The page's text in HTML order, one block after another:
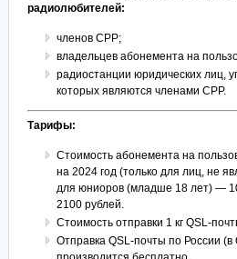
радиолюбителей:
членов СРР;
владельцев абонемента на
радиостанции юридических лиц,
которых являются членами СРР.
Тарифы:
Стоимость абонемента на
на 2024 год (только для лиц, не
для юниоров (младше 18 лет) —
2100 рублей.
Стоимость отправки 1 кг QSL-
Отправка QSL-почты по России